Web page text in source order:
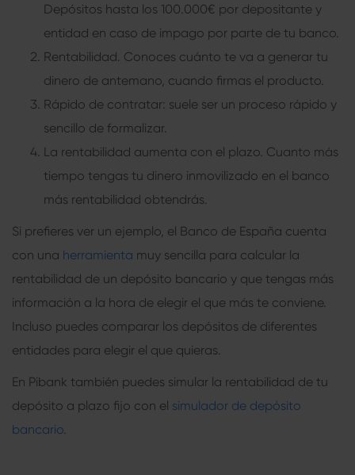
Depósitos hasta los 100.000€ por depositante y
entidad en caso de impago por parte de tu banco.
Rentabilidad. Conoces cuánto te va a generar tu
dinero de antemano, cuando firmas el producto.
Rápido de contratar: suele ser un proceso rápido y
sencillo de formalizar.
La rentabilidad aumenta con el plazo. Cuanto más
tiempo tengas tu dinero inmovilizado en el banco
más rentabilidad obtendrás.
Si prefieres ver un ejemplo, el Banco de España cuenta
con una herramienta muy sencilla para calcular la
rentabilidad de un depósito bancario y que tengas más
información a la hora de elegir el que más te conviene.
Incluso puedes comparar los depósitos de diferentes
entidades para elegir el que quieras.
En Pibank también puedes simular la rentabilidad de tu
depósito a plazo fijo con el simulador de depósito
bancario